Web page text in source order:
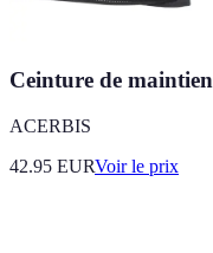
Ceinture de
ACERBIS
42.95 EURVoir le prix